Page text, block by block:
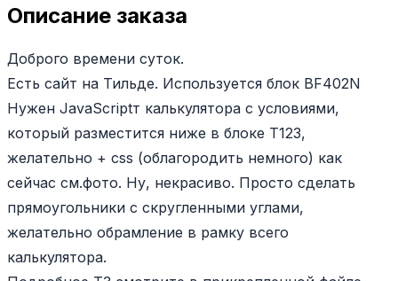
Описание заказа
Доброго времени суток.
Есть сайт на Тильде. Используется блок BF402N
Нужен JavaScriptт калькулятора с условиями,
который разместится ниже в блоке Т123,
желательно + css (облагородить немного) как
сейчас см.фото. Ну, некрасиво. Просто сделать
прямоугольники с скругленными углами,
желательно обрамление в рамку всего
калькулятора.